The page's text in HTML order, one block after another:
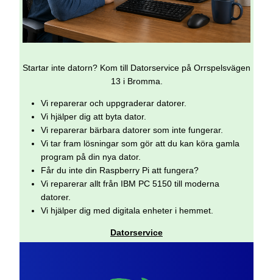
Startar inte datorn? Kom till Datorservice på Orrspelsvägen
13 i Bromma.
Vi reparerar och uppgraderar datorer.
Vi hjälper dig att byta dator.
Vi reparerar bärbara datorer som inte fungerar.
Vi tar fram lösningar som gör att du kan köra gamla
program på din nya dator.
Får du inte din Raspberry Pi att fungera?
Vi reparerar allt från IBM PC 5150 till moderna
datorer.
Vi hjälper dig med digitala enheter i hemmet.
Datorservice